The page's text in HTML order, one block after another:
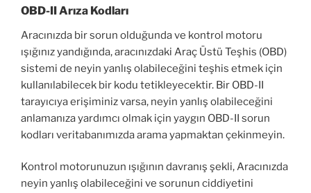
OBD-II Arıza Kodları
Aracınızda bir sorun olduğunda ve kontrol motoru
ışığınız yandığında, aracınızdaki Araç Üstü Teşhis (OBD)
sistemi de neyin yanlış olabileceğini teşhis etmek için
kullanılabilecek bir kodu tetikleyecektir. Bir OBD-II
tarayıcıya erişiminiz varsa, neyin yanlış olabileceğini
anlamanıza yardımcı olmak için yaygın OBD-II sorun
kodları veritabanımızda arama yapmaktan çekinmeyin.
Kontrol motorunuzun ışığının davranış şekli, Aracınızda
neyin yanlış olabileceğini ve sorunun ciddiyetini